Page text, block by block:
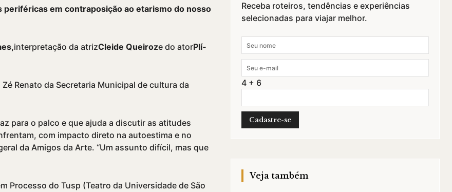
periféricas em contraposição ao etarismo do nosso
interpretação da atrizCleide Queiroze do atorPlí­
Renato da Secretaria Municipal de cultura da
para o palco e que ajuda a discutir as atitudes
com impacto direto na autoestima e no
da Amigos da Arte. “Um assunto difí­cil, mas que
Processo do Tusp (Teatro da Universidade de São
Receba roteiros, tendências e experiências
selecionadas para viajar melhor.
4 + 6
Veja também